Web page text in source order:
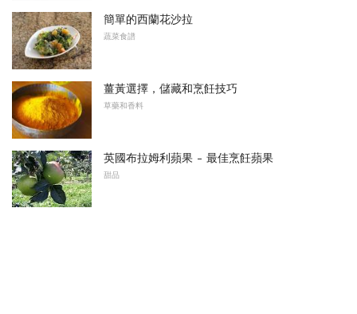
簡單的西蘭花沙拉
蔬菜食譜
薑黃選擇，儲藏和烹飪技巧
草藥和香料
英國布拉姆利蘋果 - 最佳烹飪蘋果
甜品